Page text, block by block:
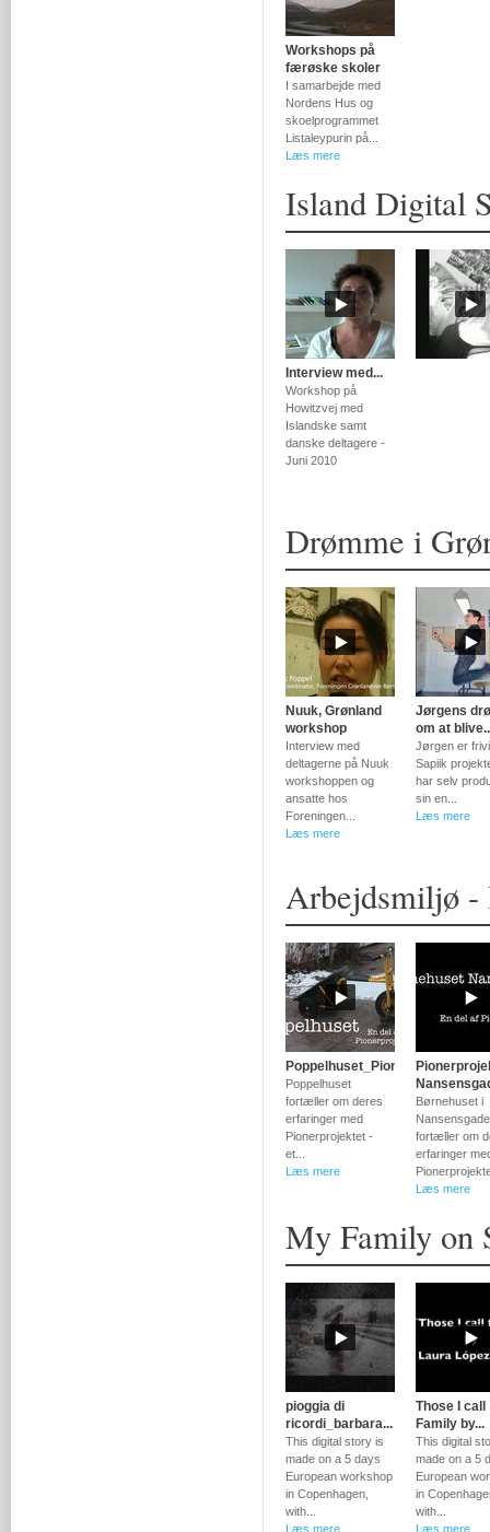
Workshops på
færøske skoler
I samarbejde med
Nordens Hus og
skoelprogrammet
Listaleypurin på...
Læs mere
Island Digital
Interview med...
Workshop på
Howitzvej med
Islandske samt
danske deltagere -
Juni 2010
Drømme i
Nuuk, Grønland
workshop
Interview med
deltagerne på Nuuk
workshoppen og
ansatte hos
Foreningen...
Læs mere
Jørgens
om at
Jørgen er
Sapiik
har selv
sin en...
Læs mere
Arbejdsmiljø -
Poppelhuset_Pionerprojektet
Poppelhuset
fortæller om deres
erfaringer med
Pionerprojektet -
et...
Læs mere
Børnehuset i
Nansensgade
fortæller om
erfaringer
Læs mere
My Family on
pioggia di
ricordi_barbara...
This digital story is
made on a 5 days
European workshop
in Copenhagen,
with...
Læs mere
Those I call
Family by...
This digital
made on a 5
European
in
with...
Læs mere